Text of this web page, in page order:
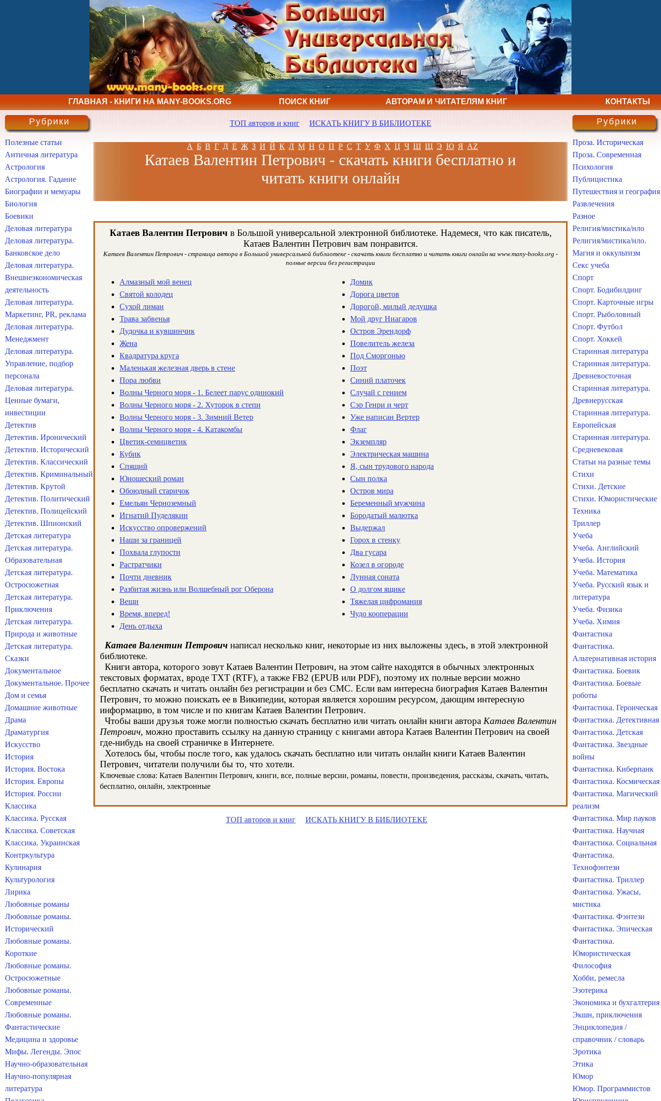
ГЛАВНАЯ - КНИГИ НА MANY-BOOKS.ORG ПОИСК КНИГ АВТОРАМ И ЧИТАТЕЛЯМ КНИГ КОНТАКТЫ
ТОП авторов и книг ИСКАТЬ КНИГУ В БИБЛИОТЕКЕ
А Б В Г Д Е Ж З И Й К Л М Н О П Р С Т У Ф Х Ц Ч Ш Щ Э Ю Я AZ
Катаев Валентин Петрович - скачать книги бесплатно и
читать книги онлайн
Катаев Валентин Петровичв Большой универсальной электронной библиотеке. Надемеся, что как писатель,
Катаев Валентин Петрович вам понравится.
Катаев Валентин Петрович - страница автора в Большой универсальной библиотеке - скачать книги бесплатно и читать книги онлайн на www.many-books.org -
полные версии без регистрации
Алмазный мой венец
Святой колодец
Сухой лиман
Трава забвенья
Дудочка и кувшинчик
Жена
Квадратура круга
Маленькая железная дверь в стене
Пора любви
Волны Черного моря - 1. Белеет парус одинокий
Волны Черного моря - 2. Хуторок в степи
Волны Черного моря - 3. Зимний Ветер
Волны Черного моря - 4. Катакомбы
Цветик-семицветик
Кубик
Спящий
Юношеский роман
Обоюдный старичок
Емельян Черноземный
Игнатий Пуделякин
Искусство опровержений
Наши за границей
Похвала глупости
Растратчики
Почти дневник
Разбитая жизнь или Волшебный рог Оберона
Вещи
Время, вперед!
День отдыха
Домик
Дорога цветов
Дорогой, милый дедушка
Мой друг Ниагаров
Остров Эрендорф
Повелитель железа
Под Сморгонью
Поэт
Синий платочек
Случай с гением
Сэр Генри и черт
Уже написан Вертер
Флаг
Экземпляр
Электрическая машина
Я, сын трудового народа
Сын полка
Остров мира
Беременный мужчина
Бородатый малютка
Выдержал
Горох в стенку
Два гусара
Козел в огороде
Лунная соната
О долгом ящике
Тяжелая цифромания
Чудо кооперации
Катаев Валентин Петрович написал несколько книг, некоторые из них выложены здесь, в этой электронной
библиотеке.
Книги автора, которого зовут Катаев Валентин Петрович, на этом сайте находятся в обычных электронных
текстовых форматах, вроде TXT (RTF), а также FB2 (EPUB или PDF), поэтому их полные версии можно
бесплатно скачать и читать онлайн без регистрации и без СМС. Если вам интересна биография Катаев Валентин
Петрович, то можно поискать ее в Википедии, которая является хорошим ресурсом, дающим интересную
информацию, в том числе и по книгам Катаев Валентин Петрович.
Чтобы ваши друзья тоже могли полностью скачать бесплатно или читать онлайн книги автора Катаев Валентин
Петрович, можно проставить ссылку на данную страницу с книгами автора Катаев Валентин Петрович на своей
где-нибудь на своей страничке в Интернете.
Хотелось бы, чтобы после того, как удалось скачать бесплатно или читать онлайн книги Катаев Валентин
Петрович, читатели получили бы то, что хотели.
Ключевые слова: Катаев Валентин Петрович, книги, все, полные версии, романы, повести, произведения, рассказы, скачать, читать,
бесплатно, онлайн, электронные
ТОП авторов и книг ИСКАТЬ КНИГУ В БИБЛИОТЕКЕ
Рубрики
Полезные статьи
Античная литература
Астрология
Астрология. Гадание
Биографии и мемуары
Биология
Боевики
Деловая литература
Деловая литература.
Банковское дело
Деловая литература.
Внешнеэкономическая
деятельность
Деловая литература.
Маркетинг, PR, реклама
Деловая литература.
Менеджмент
Деловая литература.
Управление, подбор
персонала
Деловая литература.
Ценные бумаги,
инвестиции
Детектив
Детектив. Иронический
Детектив. Исторический
Детектив. Классический
Детектив. Криминальный
Детектив. Крутой
Детектив. Политический
Детектив. Полицейский
Детектив. Шпионский
Детская литература
Детская литература.
Образовательная
Детская литература.
Остросюжетная
Детская литература.
Приключения
Детская литература.
Природа и животные
Детская литература.
Сказки
Документальное
Документальное. Прочее
Дом и семья
Домашние животные
Драма
Драматургия
Искусство
История
История. Востока
История. Европы
История. России
Классика
Классика. Русская
Классика. Советская
Классика. Украинская
Контркультура
Кулинария
Культурология
Лирика
Любовные романы
Любовные романы.
Исторический
Любовные романы.
Короткие
Любовные романы.
Остросюжетные
Любовные романы.
Современные
Любовные романы.
Фантастические
Медицина и здоровье
Мифы. Легенды. Эпос
Научно-образовательная
Научно-популярная
литература
Рубрики
Проза. Историческая
Проза. Современная
Психология
Публицистика
Путешествия и география
Развлечения
Разное
Религия/мистика/нло
Религия/мистика/нло.
Магия и оккультизм
Секс учеба
Спорт
Спорт. Бодибилдинг
Спорт. Карточные игры
Спорт. Рыболовный
Спорт. Футбол
Спорт. Хоккей
Старинная литература
Старинная литература.
Древневосточная
Старинная литература.
Древнерусская
Старинная литература.
Европейская
Старинная литература.
Средневековая
Статьи на разные темы
Стихи
Стихи. Детские
Стихи. Юмористические
Техника
Триллер
Учеба
Учеба. Английский
Учеба. История
Учеба. Математика
Учеба. Русский язык и
литература
Учеба. Физика
Учеба. Химия
Фантастика
Фантастика.
Альтернативная история
Фантастика. Боевик
Фантастика. Боевые
роботы
Фантастика. Героическая
Фантастика. Детективная
Фантастика. Детская
Фантастика. Звездные
войны
Фантастика. Киберпанк
Фантастика. Космическая
Фантастика. Магический
реализм
Фантастика. Мир пауков
Фантастика. Научная
Фантастика. Социальная
Фантастика.
Технофэнтези
Фантастика. Триллер
Фантастика. Ужасы,
мистика
Фантастика. Фэнтези
Фантастика. Эпическая
Фантастика.
Юмористическая
Философия
Хобби, ремесла
Эзотерика
Экономика и бухгалтерия
Экшн, приключения
Энциклопедия /
справочник / словарь
Эротика
Этика
Юмор
Юмор. Программистов